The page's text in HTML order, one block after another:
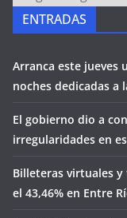
ENTRADAS
Arranca este jueves
noches dedicadas a
El gobierno dio a
irregularidades en
Billeteras virtuales
el 43,46% en Entre